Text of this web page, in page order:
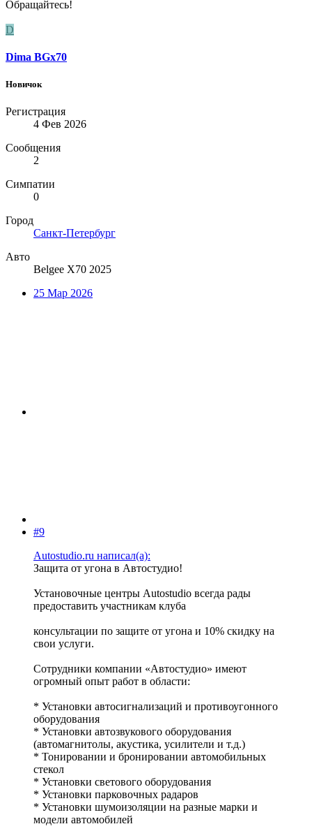
Обращайтесь!
D
Dima BGx70
Новичок
Регистрация
4 Фев 2026
Сообщения
2
Симпатии
0
Город
Санкт-Петербург
Авто
Belgee X70 2025
25 Мар 2026
#9
Autostudio.ru написал(а):
Защита от угона в Автостудио!
Установочные центры Autostudio всегда рады
предоставить участникам клуба
консультации по защите от угона и 10% скидку на
свои услуги.
Сотрудники компании «Автостудио» имеют
огромный опыт работ в области:
* Установки автосигнализаций и противоугонного
оборудования
* Установки автозвукового оборудования
(автомагнитолы, акустика, усилители и т.д.)
* Тонировании и бронировании автомобильных
стекол
* Установки светового оборудования
* Установки парковочных радаров
* Установки шумоизоляции на разные марки и
модели автомобилей